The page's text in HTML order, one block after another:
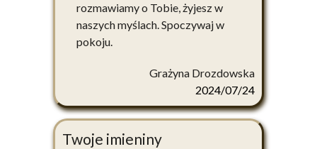
rozmawiamy o Tobie, żyjesz w
naszych myślach. Spoczywaj w
pokoju.
Grażyna Drozdowska
2024/07/24
Twoje imieniny